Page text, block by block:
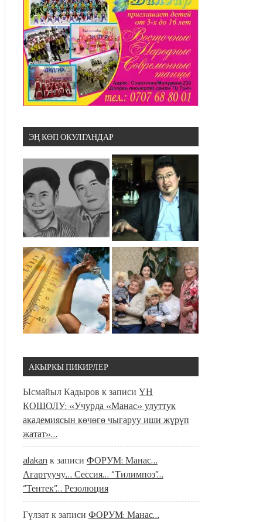
ЭҢ КӨП ОКУЛГАНДАР
АКЫРКЫ ПИКИРЛЕР
Ысмайыл Кадыров к записи ҮН
КОШОЛУ: «Учурда «Манас» улуттук
академиясын көчөгө чыгаруу иши жүрүп
жатат»…
alakan к записи ФОРУМ: Манас…
Агартуучу… Сессия… “Тилимпоз”…
“Тентек”… Резолюция
Гүлзатк записи ФОРУМ: Манас…